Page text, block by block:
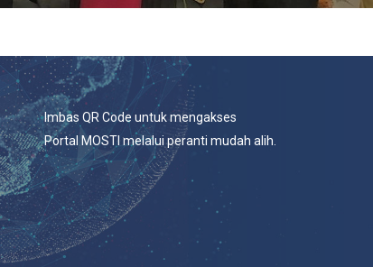
Imbas QR Code untuk mengakses
Portal MOSTI melalui peranti mudah alih.